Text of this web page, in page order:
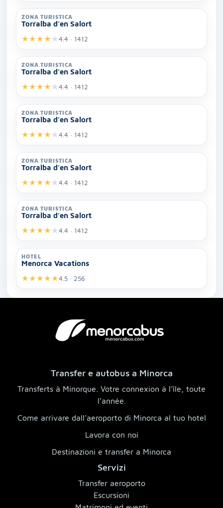
ZONA TURISTICA
Torralba d'en Salort
★★★★ ★4.4 · 1412
ZONA TURISTICA
Torralba d'en Salort
★★★★ ★4.4 · 1412
ZONA TURISTICA
Torralba d'en Salort
★★★★ ★4.4 · 1412
ZONA TURISTICA
Torralba d'en Salort
★★★★ ★4.4 · 1412
ZONA TURISTICA
Torralba d'en Salort
★★★★ ★4.4 · 1412
HOTEL
Menorca Vacations
★★★★★4.5 · 256
Transfer e autobus a Minorca
Transferts à Minorque. Votre connexion à l’île, toute
l’année.
Come arrivare dall’aeroporto di Minorca al tuo hotel
Lavora con noi
Destinazioni e transfer a Minorca
Servizi
Transfer aeroporto
Escursioni